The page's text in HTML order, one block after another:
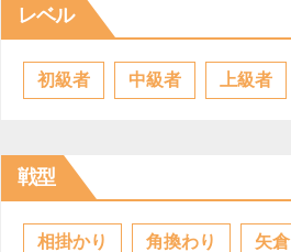
レベル
初級者 中級者 上級者
戦型
相掛かり 角換わり 矢倉